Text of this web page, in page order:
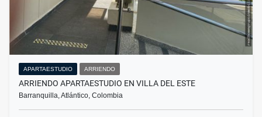
APARTAESTUDIO ARRIENDO
ARRIENDO APARTAESTUDIO EN VILLA DEL ESTE
Barranquilla, Atlántico, Colombia